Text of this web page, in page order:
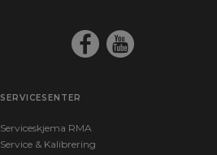
SERVICESENTER
Serviceskjema RMA
Service & Kalibrering